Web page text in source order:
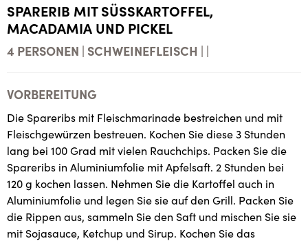
SPARERIB MIT SÜSSKARTOFFEL, M
ACADAMIA UND PICKEL
4 PERSONEN | SCHWEINEFLEISCH | |
VORBEREITUNG
Die Spareribs mit Fleischmarinade bestreichen und mit
Fleischgewürzen bestreuen. Kochen Sie diese 3 Stunden
lang bei 100 Grad mit vielen Rauchchips. Packen Sie die
Spareribs in Aluminiumfolie mit Apfelsaft. 2 Stunden bei
120 g kochen lassen. Nehmen Sie die Kartoffel auch in
Aluminiumfolie und legen Sie sie auf den Grill. Packen Sie
die Rippen aus, sammeln Sie den Saft und mischen Sie sie
mit Sojasauce, Ketchup und Sirup. Kochen Sie das